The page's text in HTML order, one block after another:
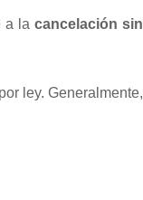
a lacancelación sin
ley. Generalmente,